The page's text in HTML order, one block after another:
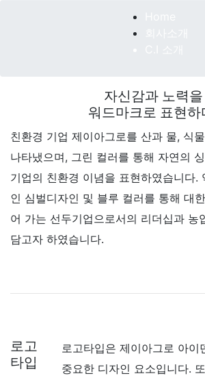
자신감과 노력을
워드마크로 표현하
친환경 기업 제이아그로를 산과 물, 식
나타냈으며, 그린 컬러를 통해 자연의
기업의 친환경 이념을 표현하였습니다.
인 심벌디자인 및 블루 컬러를 통해 대
어 가는 선두기업으로서의 리더십과 농
담고자 하였습니다.
로고
타입
로고타입은 제이아그로 아이
중요한 디자인 요소입니다.